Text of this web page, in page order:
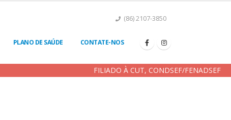
(86) 2107-3850
PLANO DE SAÚDE CONTATE-NOS
FILIADO À CUT, CONDSEF/FENADSEF